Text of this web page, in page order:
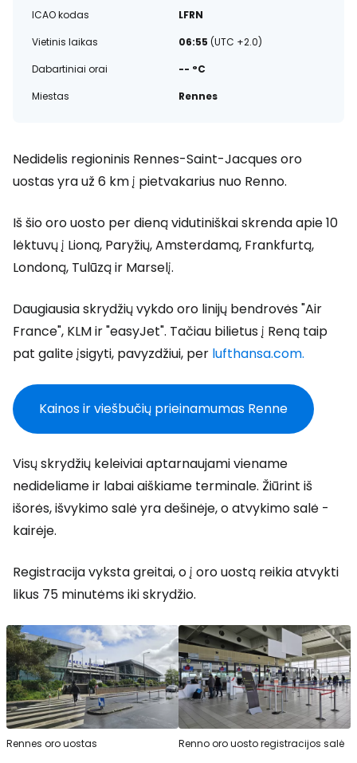
ICAO kodas
LFRN
Vietinis laikas
06:55 (UTC +2.0)
Dabartiniai orai
-- °C
Miestas
Rennes
Nedidelis regioninis Rennes-Saint-Jacques oro
uostas yra už 6 km į pietvakarius nuo Renno.
Iš šio oro uosto per dieną vidutiniškai skrenda apie 10
lėktuvų į Lioną, Paryžių, Amsterdamą, Frankfurtą,
Londoną, Tulūzą ir Marselį.
Daugiausia skrydžių vykdo oro linijų bendrovės "Air
France", KLM ir "easyJet". Tačiau bilietus į Reną taip
pat galite įsigyti, pavyzdžiui, per lufthansa.com.
Kainos ir viešbučių prieinamumas Renne
Visų skrydžių keleiviai aptarnaujami viename
nedideliame ir labai aiškiame terminale. Žiūrint iš
išorės, išvykimo salė yra dešinėje, o atvykimo salė -
kairėje.
Registracija vyksta greitai, o į oro uostą reikia atvykti
likus 75 minutėms iki skrydžio.
Rennes oro uostas Renno oro uosto registracijos salė